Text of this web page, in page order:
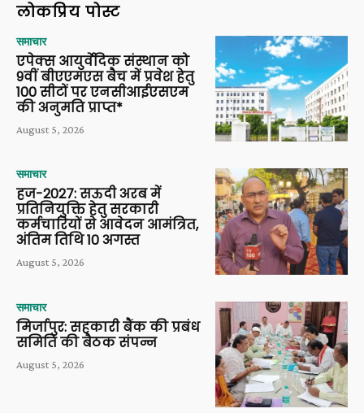
लोकप्रिय पोस्ट
समाचार
एपेक्स आयुर्वेदिक संस्थान को
9वीं बीएएमएस बैच में प्रवेश हेतु
100 सीटों पर एनसीआईएसएम
की अनुमति प्राप्त*
August 5, 2026
समाचार
हज-2027: सऊदी अरब में
प्रतिनियुक्ति हेतु सरकारी
कर्मचारियों से आवेदन आमंत्रित,
अंतिम तिथि 10 अगस्त
August 5, 2026
समाचार
मिर्जापुर: सहकारी बैंक की प्रबंध
समिति की बैठक संपन्न
August 5, 2026